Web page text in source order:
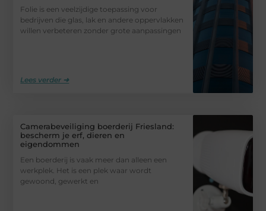
Folie is een veelzijdige toepassing voor
bedrijven die glas, lak en andere oppervlakken
willen verbeteren zonder grote aanpassingen
Lees verder ➜
Camerabeveiliging boerderij Friesland:
bescherm je erf, dieren en
eigendommen
Een boerderij is vaak meer dan alleen een
werkplek. Het is een plek waar wordt
gewoond, gewerkt en